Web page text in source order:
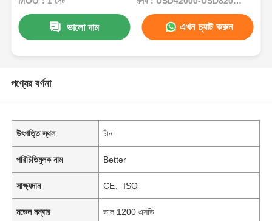
ভালো দাম এখন চ্যাট করুন
পণ্যের বর্ণনা
উৎপত্তি স্থল চীন
পরিচিতিমুলক নাম Better
সাক্ষ্যদান CE、ISO
মডেল নম্বার ভাল 1200 এসডি